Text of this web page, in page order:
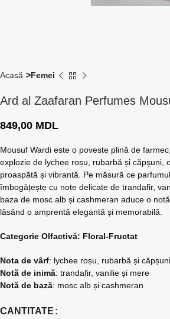
Acasă Femei
Ard al Zaafaran Perfumes
849,00 MDL
Mousuf Wardi este o poveste plină de
explozie de lychee roșu, rubarbă și căpșuni,
proaspătă și vibrantă. Pe măsură ce
îmbogățește cu note delicate de trandafir,
baza de mosc alb și cashmeran aduce o
lăsând o amprentă elegantă și memorabilă.
Categorie Olfactivă: Floral-Fructat
Nota de vârf: lychee roșu, rubarbă și căpșuni
Notă de inimă: trandafir, vanilie și mere
Notă de bază: mosc alb și cashmeran
CANTITATE